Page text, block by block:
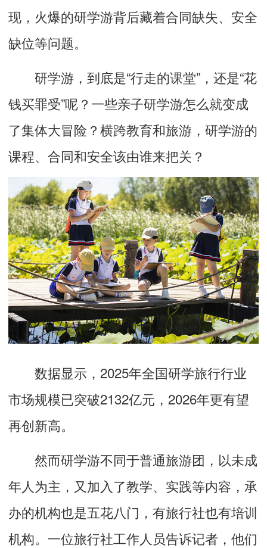
现，火爆的研学游背后藏着合同缺失、安全
缺位等问题。
研学游，到底是“行走的课堂”，还是“花
钱买罪受”呢？一些亲子研学游怎么就变成
了集体大冒险？横跨教育和旅游，研学游的
课程、合同和安全该由谁来把关？
数据显示，2025年全国研学旅行行业
市场规模已突破2132亿元，2026年更有望
再创新高。
然而研学游不同于普通旅游团，以未成
年人为主，又加入了教学、实践等内容，承
办的机构也是五花八门，有旅行社也有培训
机构。一位旅行社工作人员告诉记者，他们